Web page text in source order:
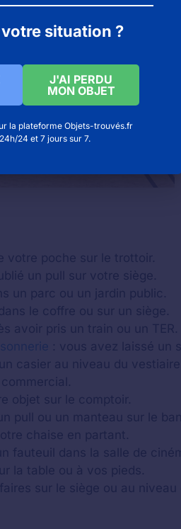
votre poche sur le trottoir.
un pull sur votre siège.
un parc ou un jardin public.
le coffre ou sur un siège.
avoir pris un train ou un TER.
: vous avez laissé un
casier au niveau du
objet sur le comptoir.
pull ou un manteau sur le
chaise en partant.
fauteuil dans la salle de
la table ou à vos pieds.
sur le siège ou au niveau
situation ?
J'AI PERDU
MON OBJET
la plateforme Objets-trouvés.fr
24 et 7 jours sur 7.